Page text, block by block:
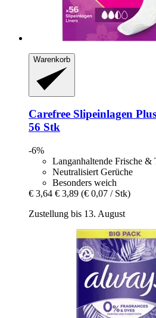
Warenkorb
Carefree Slipeinlagen
56 Stk
-6%
Langanhaltende Frische &
Neutralisiert Gerüche
Besonders weich
€ 3,64 € 3,89 (€ 0,07 / Stk)
Zustellung bis 13. August